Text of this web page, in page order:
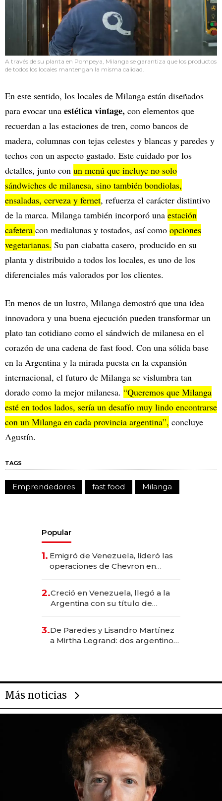
A través de su planta en Pompeya, Milanga se garantiza que los productos
de todos los locales mantengan la misma calidad.
En este sentido, los locales de Milanga están diseñados
para evocar una estética vintage, con elementos que
recuerdan a las estaciones de tren, como bancos de
madera, columnas con tejas celestes y blancas y paredes y
techos con un aspecto gastado. Este cuidado por los
detalles, junto con un menú que incluye no solo
sándwiches de milanesa, sino también bondiolas,
ensaladas, cerveza y fernet, refuerza el carácter distintivo
de la marca. Milanga también incorporó una estación
cafetera con medialunas y tostados, así como opciones
vegetarianas. Su pan ciabatta casero, producido en su
planta y distribuido a todos los locales, es uno de los
diferenciales más valorados por los clientes.
En menos de un lustro, Milanga demostró que una idea
innovadora y una buena ejecución pueden transformar un
plato tan cotidiano como el sándwich de milanesa en el
corazón de una cadena de fast food. Con una sólida base
en la Argentina y la mirada puesta en la expansión
internacional, el futuro de Milanga se vislumbra tan
dorado como la mejor milanesa. “Queremos que Milanga
esté en todos lados, sería un desafío muy lindo encontrarse
con un Milanga en cada provincia argentina”, concluye
Agustín.
TAGS
Emprendedores fast food Milanga
Popular
1. Emigró de Venezuela, lideró las
operaciones de Chevron en
2.Creció en Venezuela, llegó a la
Argentina con su título de
las marcas "fast premium"
3.De Paredes y Lisandro Martínez
a Mirtha Legrand: dos argentinos
Más noticias